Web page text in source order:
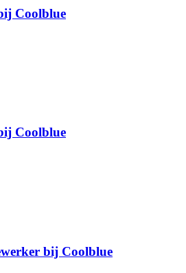
Coolblue
Coolblue
bij Coolblue